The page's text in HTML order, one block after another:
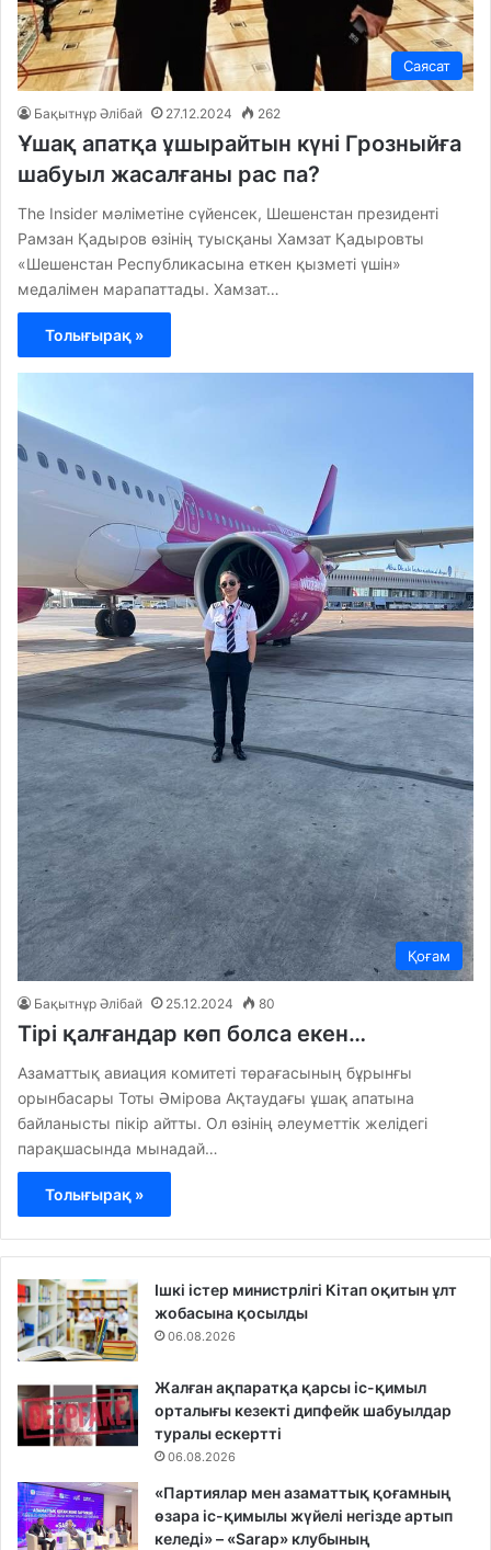
Саясат
Бақытнұр Әлібай 27.12.2024 262
Ұшақ апатқа ұшырайтын күні Грозныйға
шабуыл жасалғаны рас па?
The Insider мәліметіне сүйенсек, Шешенстан президенті
Рамзан Қадыров өзінің туысқаны Хамзат Қадыровты
«Шешенстан Республикасына еткен қызметі үшін»
медалімен марапаттады. Хамзат…
Толығырақ »
Қоғам
Бақытнұр Әлібай 25.12.2024 80
Тірі қалғандар көп болса екен…
Азаматтық авиация комитеті төрағасының бұрынғы
орынбасары Тоты Әмірова Ақтаудағы ұшақ апатына
байланысты пікір айтты. Ол өзінің әлеуметтік желідегі
парақшасында мынадай…
Толығырақ »
Ішкі істер министрлігі Кітап оқитын ұлт
жобасына қосылды
06.08.2026
Жалған ақпаратқа қарсы іс-қимыл
орталығы кезекті дипфейк шабуылдар
туралы ескертті
06.08.2026
«Партиялар мен азаматтық қоғамның
өзара іс-қимылы жүйелі негізде артып
келеді» – «Sarap» клубының